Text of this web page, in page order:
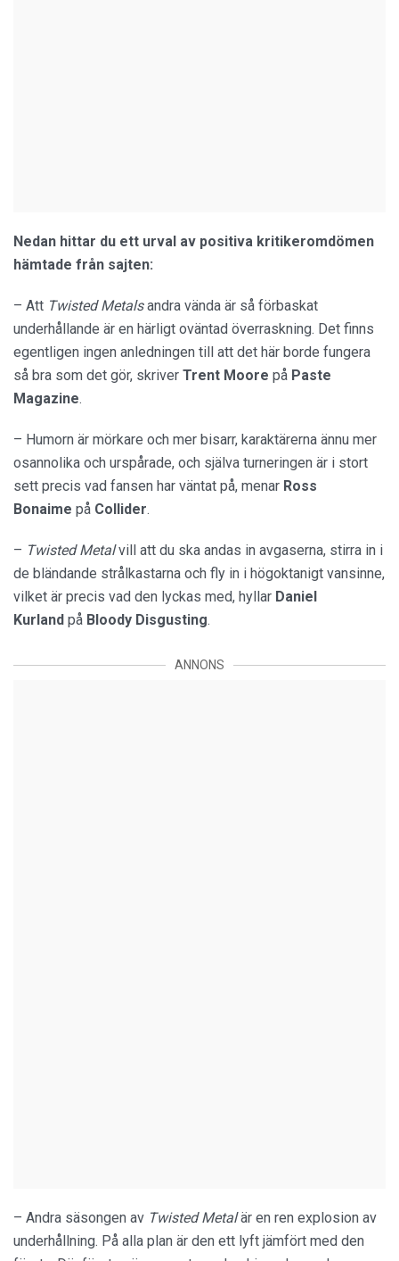
Nedan hittar du ett urval av positiva kritikeromdömen
hämtade från sajten:
– Att Twisted Metalsandra vända är så förbaskat
underhållande är en härligt oväntad överraskning. Det finns
egentligen ingen anledningen till att det här borde fungera
så bra som det gör, skriver Trent Moore på Paste
Magazine.
– Humorn är mörkare och mer bisarr, karaktärerna ännu mer
osannolika och urspårade, och själva turneringen är i stort
sett precis vad fansen har väntat på, menar Ross
Bonaime på Collider.
– Twisted Metalvill att du ska andas in avgaserna, stirra in i
de bländande strålkastarna och fly in i högoktanigt vansinne,
vilket är precis vad den lyckas med, hyllar Daniel
Kurland på Bloody Disgusting.
ANNONS
– Andra säsongen av Twisted Metalär en ren explosion av
underhållning. På alla plan är den ett lyft jämfört med den